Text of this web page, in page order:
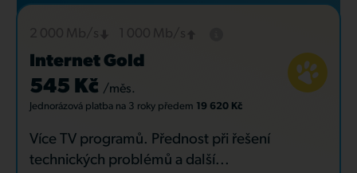
Internet Gold
545 Kč /měs.
Jednorázová platba na 3 roky předem 19 620 Kč
Více TV programů. Přednost při řešení
technických problémů a další...